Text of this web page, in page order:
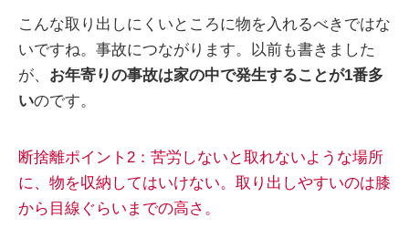
こんな取り出しにくいところに物を入れるべきではな
いですね。事故につながります。以前も書きました
が、 お年寄りの事故は家の中で発生することが1番多
いのです。
断捨離ポイント2：苦労しないと取れないような場所
に、物を収納してはいけない。取り出しやすいのは膝
から目線ぐらいまでの高さ。